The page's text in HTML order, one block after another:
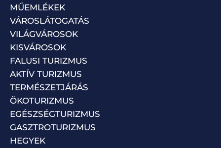
MŰEMLÉKEK
VÁROSLÁTOGATÁS
VILÁGVÁROSOK
KISVÁROSOK
FALUSI TURIZMUS
AKTÍV TURIZMUS
TERMÉSZETJÁRÁS
ÖKOTURIZMUS
EGÉSZSÉGTURIZMUS
GASZTROTURIZMUS
HEGYEK